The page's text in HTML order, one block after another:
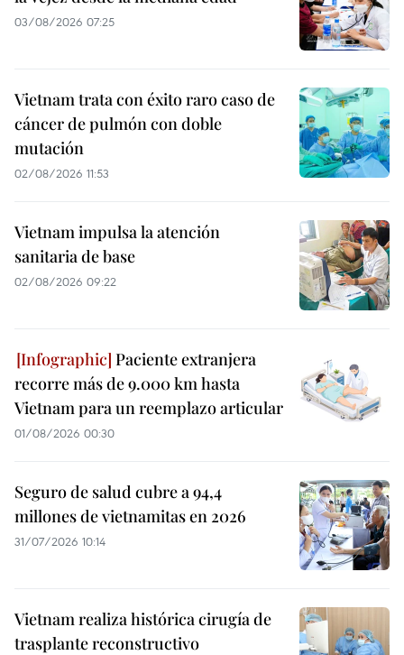
03/08/2026 07:25
Vietnam trata con éxito raro caso de
cáncer de pulmón con doble
mutación
02/08/2026 11:53
Vietnam impulsa la atención
sanitaria de base
02/08/2026 09:22
Paciente extranjera
recorre más de 9.000 km hasta
Vietnam para un reemplazo articular
01/08/2026 00:30
Seguro de salud cubre a 94,4
millones de vietnamitas en 2026
31/07/2026 10:14
Vietnam realiza histórica cirugía de
trasplante reconstructivo